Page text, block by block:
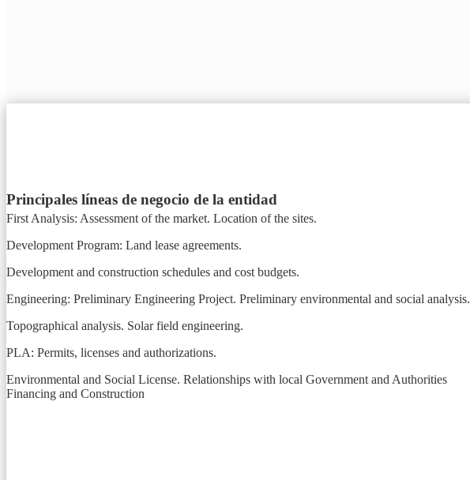
Principales líneas de negocio de la entidad
First Analysis: Assessment of the market. Location of the sites.
Development Program: Land lease agreements.
Development and construction schedules and cost budgets.
Engineering: Preliminary Engineering Project. Preliminary environmental and social analysis.
Topographical analysis. Solar field engineering.
PLA: Permits, licenses and authorizations.
Environmental and Social License. Relationships with local Government and Authorities
Financing and Construction